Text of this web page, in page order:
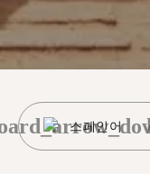
스페인어